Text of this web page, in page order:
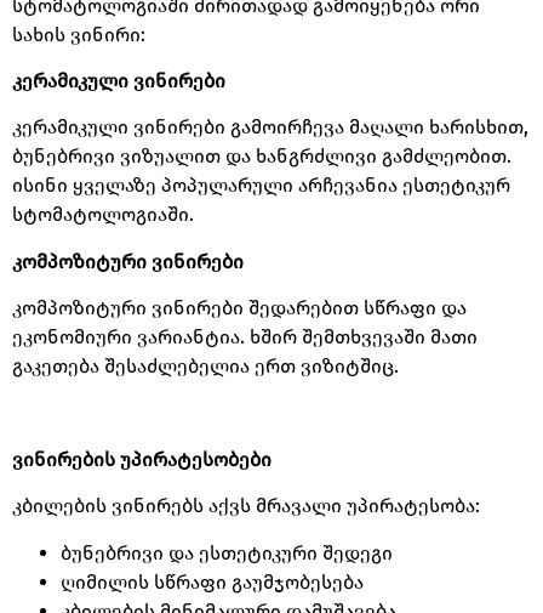
სტომატოლოგიაში ძირითადად გამოიყენება ორი
სახის ვინირი:
კერამიკული ვინირები
კერამიკული ვინირები გამოირჩევა მაღალი ხარისხით,
ბუნებრივი ვიზუალით და ხანგრძლივი გამძლეობით.
ისინი ყველაზე პოპულარული არჩევანია ესთეტიკურ
სტომატოლოგიაში.
კომპოზიტური ვინირები
კომპოზიტური ვინირები შედარებით სწრაფი და
ეკონომიური ვარიანტია. ხშირ შემთხვევაში მათი
გაკეთება შესაძლებელია ერთ ვიზიტშიც.
ვინირების უპირატესობები
კბილების ვინირებს აქვს მრავალი უპირატესობა:
ბუნებრივი და ესთეტიკური შედეგი
ღიმილის სწრაფი გაუმჯობესება